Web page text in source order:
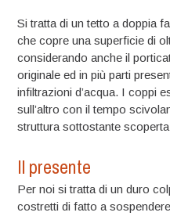
Si tratta di un tetto a doppia
che copre una superficie di
considerando anche il
originale ed in più parti
infiltrazioni d’acqua. I coppi
sull’altro con il tempo
struttura sottostante
Il presente
Per noi si tratta di un duro
costretti di fatto a